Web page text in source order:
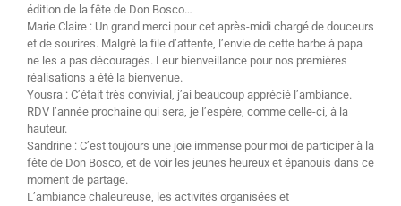
édition de la fête de Don Bosco…
Marie Claire : Un grand merci pour cet après-midi chargé de douceurs
et de sourires. Malgré la file d’attente, l’envie de cette barbe à papa
ne les a pas découragés. Leur bienveillance pour nos premières
réalisations a été la bienvenue.
Yousra : C’était très convivial, j’ai beaucoup apprécié l’ambiance.
RDV l’année prochaine qui sera, je l’espère, comme celle-ci, à la
hauteur.
Sandrine : C’est toujours une joie immense pour moi de participer à la
fête de Don Bosco, et de voir les jeunes heureux et épanouis dans ce
moment de partage.
L’ambiance chaleureuse, les activités organisées et